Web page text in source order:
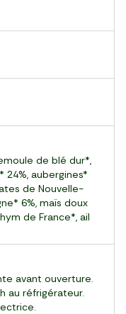
de blé dur*,
aubergines*
de Nouvelle-
6%, maïs doux
de France*, ail
avant ouverture.
au réfrigérateur.